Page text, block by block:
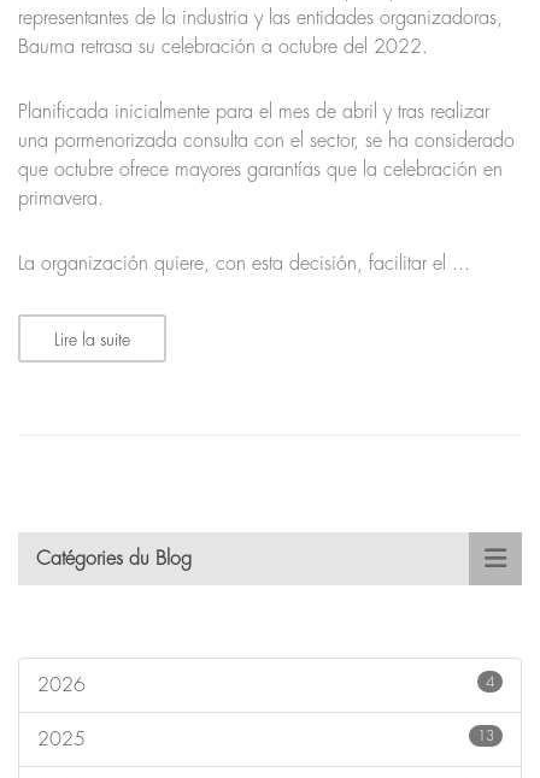
representantes de la industria y las entidades organizadoras,
Bauma retrasa su celebración a octubre del 2022.
Planificada inicialmente para el mes de abril y tras realizar
una pormenorizada consulta con el sector, se ha considerado
que octubre ofrece mayores garantías que la celebración en
primavera.
La organización quiere, con esta decisión, facilitar el ...
Lire la suite
Catégories du Blog
2026 4
2025 13